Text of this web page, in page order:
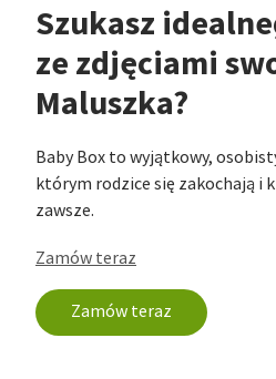
Szukasz
ze zdjęciami
Maluszka?
Baby Box to wyjątkowy,
którym rodzice się zakochają i
zawsze.
Zamów teraz
Zamów teraz